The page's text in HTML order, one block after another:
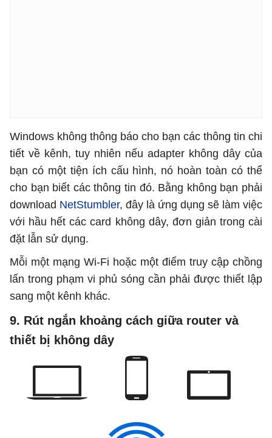
Windows không thông báo cho bạn các thông tin chi
tiết về kênh, tuy nhiên nếu adapter không dây của
bạn có một tiện ích cấu hình, nó hoàn toàn có thể
cho bạn biết các thông tin đó. Bằng không bạn phải
download NetStumbler, đây là ứng dụng sẽ làm việc
với hầu hết các card không dây, đơn giản trong cài
đặt lẫn sử dụng.
Mỗi một mạng Wi-Fi hoặc một điểm truy cập chồng
lấn trong phạm vi phủ sóng cần phải được thiết lập
sang một kênh khác.
9. Rút ngắn khoảng cách giữa router và
thiết bị không dây